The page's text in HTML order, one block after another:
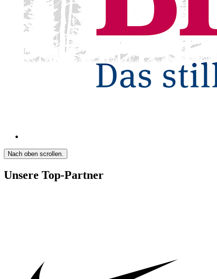
Nach oben scrollen.
Unsere Top-Partner